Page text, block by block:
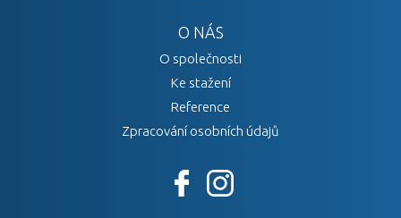
O NÁS
O společnosti
Ke stažení
Reference
Zpracování osobních údajů